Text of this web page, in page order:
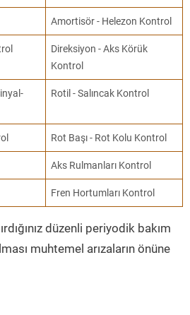
Amortisör - Helezon Kontrol
Direksiyon - Aks Körük
Kontrol
Rotil - Salıncak Kontrol
Rot Başı - Rot Kolu Kontrol
Aks Rulmanları Kontrol
Fren Hortumları Kontrol
düzenli periyodik bakım
muhtemel arızaların önüne